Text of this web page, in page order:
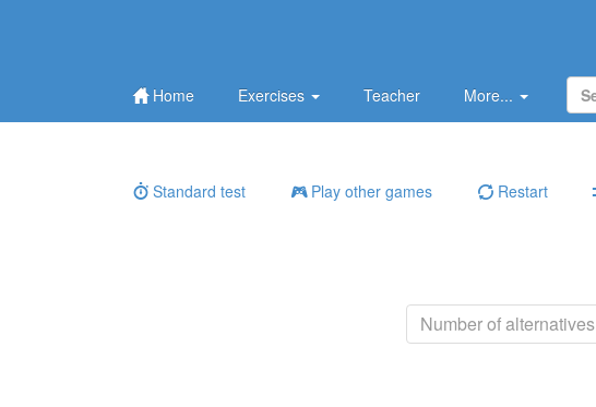
Home Exercises Teacher More...
Standard test Play other games Restart
Number of alternatives